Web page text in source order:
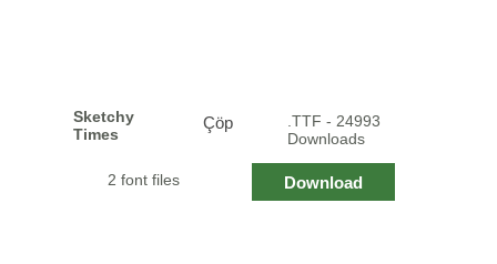
Sketchy
Times
Çöp
.TTF - 24993
Downloads
2 font files Download